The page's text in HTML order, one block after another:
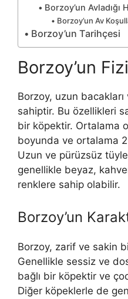
Borzoy’un Avladığı
Borzoy’un Av
Borzoy’un Tarihçesi
Borzoy’un
Borzoy, uzun
sahiptir. Bu özellikleri
bir köpektir. Ortalama
boyunda ve ortalama
Uzun ve pürüzsüz
genellikle beyaz,
renklere sahip olabilir.
Borzoy’un
Borzoy, zarif ve sakin
Genellikle sessiz ve
bağlı bir köpektir ve
Diğer köpeklerle de